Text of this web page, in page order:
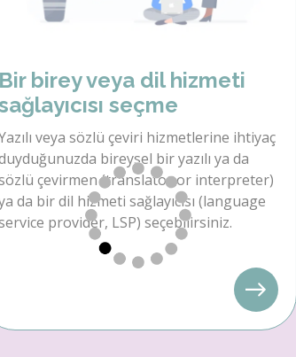
Bir birey veya dil hizmeti
seçme
veya sözlü çeviri hizmetlerine ihtiyaç
bireysel bir yazılı ya da
çevirmen (translator or interpreter)
da bir dil hizmeti sağlayıcısı (language
provider, LSP) seçebilirsiniz.